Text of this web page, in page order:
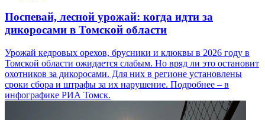
Поспевай, лесной урожай: когда идти за
дикоросами в Томской области
Урожай кедровых орехов, брусники и клюквы в 2026 году в
Томской области ожидается слабым. Но вряд ли это остановит
охотников за дикоросами. Для них в регионе установлены
сроки сбора и штрафы за их нарушение. Подробнее – в
инфографике РИА Томск.